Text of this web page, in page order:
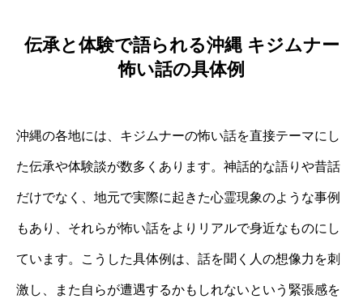
伝承と体験で語られる沖縄 キジムナー
怖い話の具体例
沖縄の各地には、キジムナーの怖い話を直接テーマにし
た伝承や体験談が数多くあります。神話的な語りや昔話
だけでなく、地元で実際に起きた心霊現象のような事例
もあり、それらが怖い話をよりリアルで身近なものにし
ています。こうした具体例は、話を聞く人の想像力を刺
激し、また自らが遭遇するかもしれないという緊張感を